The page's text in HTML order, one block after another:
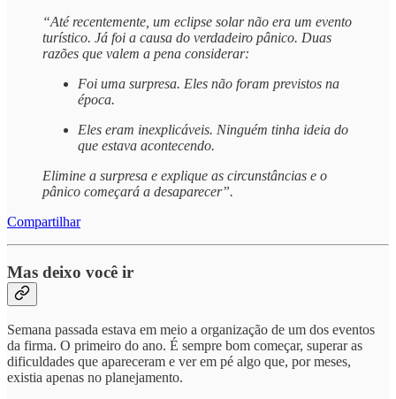
“Até recentemente, um eclipse solar não era um evento
turístico. Já foi a causa do verdadeiro pânico. Duas
razões que valem a pena considerar:
Foi uma surpresa. Eles não foram previstos na
época.
Eles eram inexplicáveis. Ninguém tinha ideia do
que estava acontecendo.
Elimine a surpresa e explique as circunstâncias e o
pânico começará a desaparecer”.
Compartilhar
Mas deixo você ir
Semana passada estava em meio a organização de um dos eventos
da firma. O primeiro do ano. É sempre bom começar, superar as
dificuldades que apareceram e ver em pé algo que, por meses,
existia apenas no planejamento.